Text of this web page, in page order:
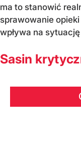
ma to stanowić
sprawowanie
wpływa na
Sasin